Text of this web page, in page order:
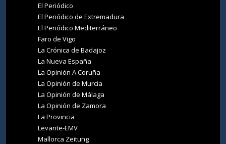
El Periódico
El Periódico de Extremadura
El Periódico Mediterráneo
Faro de Vigo
La Crónica de Badajoz
La Nueva España
La Opinión A Coruña
La Opinión de Murcia
La Opinión de Málaga
La Opinión de Zamora
La Provincia
Levante-EMV
Mallorca Zeitung